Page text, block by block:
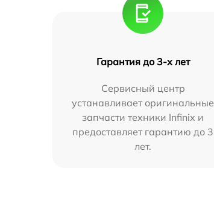
Гарантия до 3-х лет
Сервисный центр
устанавливает оригинальные
запчасти техники Infinix и
предоставляет гарантию до 3
лет.